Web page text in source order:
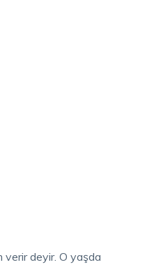
verir deyir. O yaşda